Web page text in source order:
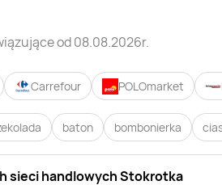
od 08.08.2026r.
Carrefour POLOmarket
baton bombonierka
sieci handlowychStokrotka